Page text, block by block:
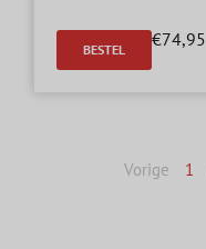
BESTEL €74,95
Vorige 1